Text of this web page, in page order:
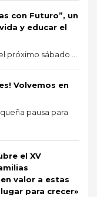
con Futuro”, un
y educar el
próximo sábado ...
Volvemos en
pausa para
el XV
valor a estas
para crecer»